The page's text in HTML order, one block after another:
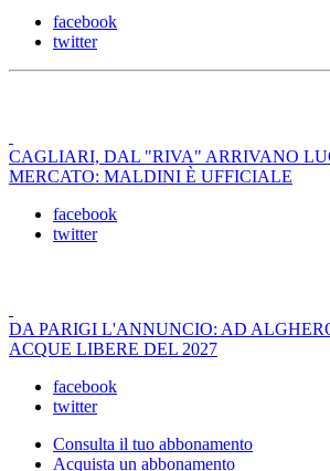
facebook
twitter
CAGLIARI, DAL "RIVA" ARRIVANO
MERCATO: MALDINI È UFFICIALE
facebook
twitter
DA PARIGI L'ANNUNCIO: AD
ACQUE LIBERE DEL 2027
facebook
twitter
Consulta il tuo abbonamento
Acquista un abbonamento